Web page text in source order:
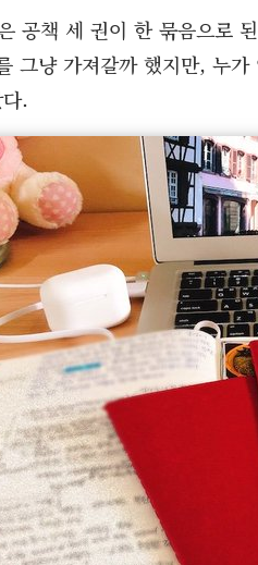
공책 세 권이 한 묶음으로
그냥 가져갈까 했지만, 누
.